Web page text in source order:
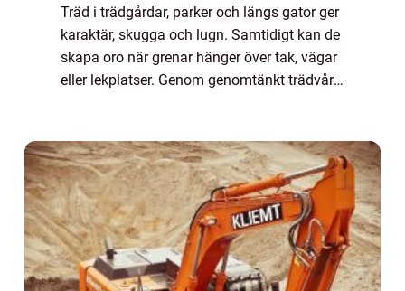
Träd i trädgårdar, parker och längs gator ger
karaktär, skugga och lugn. Samtidigt kan de
skapa oro när grenar hänger över tak, vägar
eller lekplatser. Genom genomtänkt trädvård